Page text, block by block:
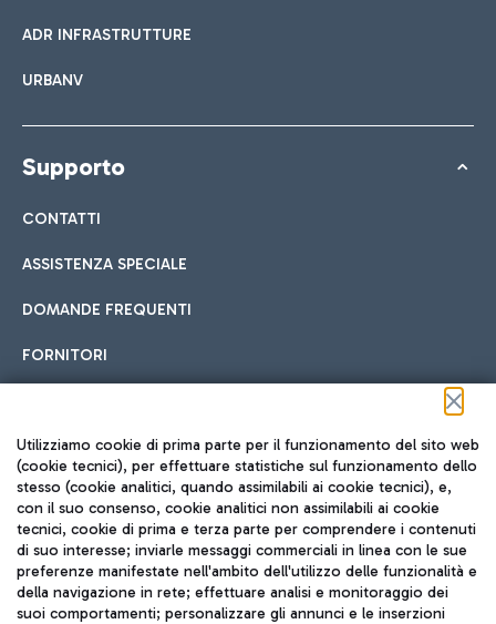
ADR INFRASTRUTTURE
URBANV
Supporto
CONTATTI
ASSISTENZA SPECIALE
DOMANDE FREQUENTI
FORNITORI
Seguici sui social
TRAVEL JOURNAL
ITA
Utilizziamo cookie di prima parte per il funzionamento del sito web
(cookie tecnici), per effettuare statistiche sul funzionamento dello
stesso (cookie analitici, quando assimilabili ai cookie tecnici), e,
con il suo consenso, cookie analitici non assimilabili ai cookie
tecnici, cookie di prima e terza parte per comprendere i contenuti
di suo interesse; inviarle messaggi commerciali in linea con le sue
preferenze manifestate nell'ambito dell'utilizzo delle funzionalità e
della navigazione in rete; effettuare analisi e monitoraggio dei
suoi comportamenti; personalizzare gli annunci e le inserzioni